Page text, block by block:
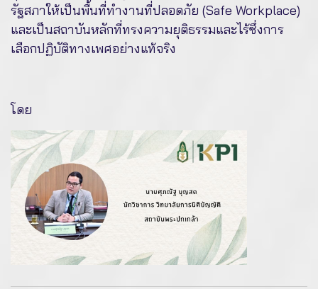
รัฐสภาให้เป็นพื้นที่ทำงานที่ปลอดภัย (Safe Workplace)
และเป็นสถาบันหลักที่ทรงความยุติธรรมและไร้ซึ่งการ
เลือกปฏิบัติทางเพศอย่างแท้จริง
โดย